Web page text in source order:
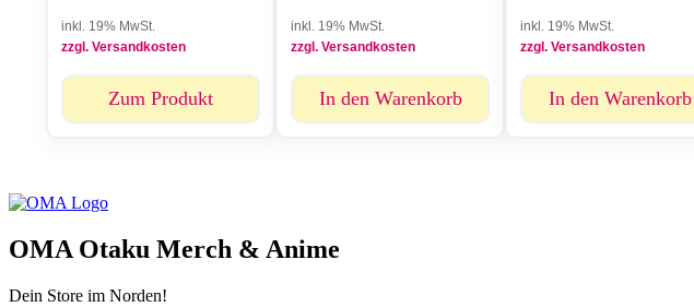
inkl. 19% MwSt.
zzgl. Versandkosten
Zum Produkt
inkl. 19% MwSt.
zzgl. Versandkosten
In den Warenkorb
inkl. 19% MwSt.
zzgl. Versandkosten
In den Warenkorb
OMA Otaku Merch & Anime
Dein Store im Norden!